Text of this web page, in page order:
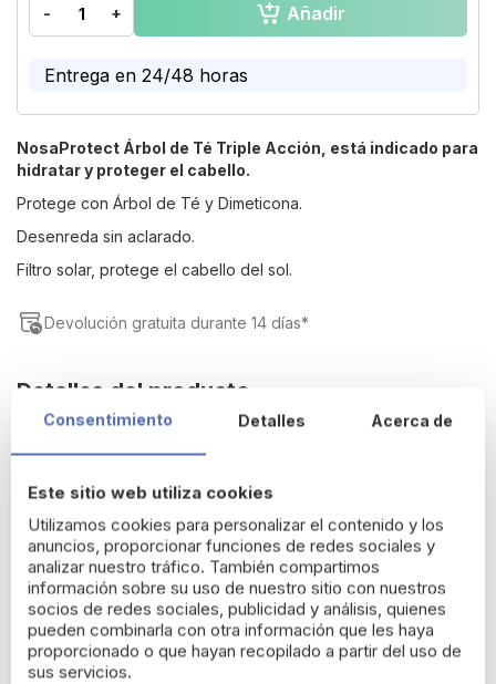
the
gallery
- + Añadir
Entrega en 24/48 horas
NosaProtect Árbol de Té Triple Acción, está indicado para
hidratar y proteger el cabello.
Protege con Árbol de Té y Dimeticona.
Desenreda sin aclarado.
Filtro solar, protege el cabello del sol.
Devolución gratuita durante 14 días*
Detalles del producto
Aroma a melocotón.
Protege:con Árbol de Té y Dimeticona
Desenreda:Sin aclarado
Filtro Solar: Protege el cabello del sol
Productos relacionados
Consentimiento Detalles Acerca de
Este sitio web utiliza cookies
Utilizamos cookies para personalizar el contenido y los
anuncios, proporcionar funciones de redes sociales y
analizar nuestro tráfico. También compartimos
información sobre su uso de nuestro sitio con nuestros
socios de redes sociales, publicidad y análisis, quienes
pueden combinarla con otra información que les haya
proporcionado o que hayan recopilado a partir del uso de
sus servicios.